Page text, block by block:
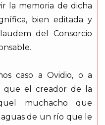
la memoria de dicha
bien editada y
del Consorcio
caso a Ovidio, o a
que el creador de la
muchacho que
de un río que le